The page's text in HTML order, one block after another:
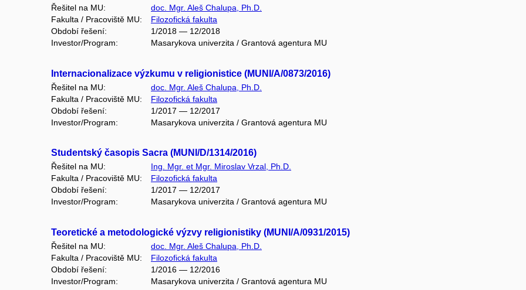
Řešitel na MU:
doc. Mgr. Aleš Chalupa, Ph.D.
Fakulta / Pracoviště MU:
Filozofická fakulta
Období řešení:
1/2018 — 12/2018
Investor/Program:
Masarykova univerzita / Grantová agentura MU
Internacionalizace výzkumu v religionistice (MUNI/A/0873/2016)
Řešitel na MU:
doc. Mgr. Aleš Chalupa, Ph.D.
Fakulta / Pracoviště MU:
Filozofická fakulta
Období řešení:
1/2017 — 12/2017
Investor/Program:
Masarykova univerzita / Grantová agentura MU
Studentský časopis Sacra (MUNI/D/1314/2016)
Řešitel na MU:
Ing. Mgr. et Mgr. Miroslav Vrzal, Ph.D.
Fakulta / Pracoviště MU:
Filozofická fakulta
Období řešení:
1/2017 — 12/2017
Investor/Program:
Masarykova univerzita / Grantová agentura MU
Teoretické a metodologické výzvy religionistiky (MUNI/A/0931/2015)
Řešitel na MU:
doc. Mgr. Aleš Chalupa, Ph.D.
Fakulta / Pracoviště MU:
Filozofická fakulta
Období řešení:
1/2016 — 12/2016
Investor/Program:
Masarykova univerzita / Grantová agentura MU